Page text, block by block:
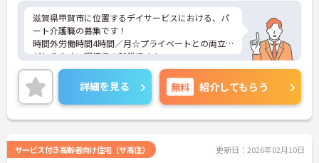
滋賀県甲賀市に位置するデイサービスにおける、パ
ート介護職の募集です！
時間外労働時間4時間／月☆プライベートとの両立
がとりやすい環境での就業です！
ご興味ある方には、面接対策ポイントなど、さらに
詳細をお話しいたしますのでお気軽にご相談くださ
い。
詳細を見る 無料 紹介してもらう
サービス付き高齢者向け住宅（サ高住） 更新日：2026年02月10日